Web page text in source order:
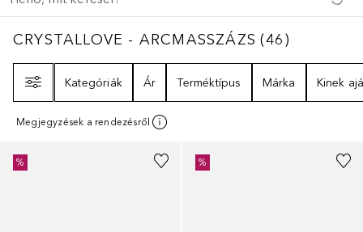
CRYSTALLOVE - ARCMASSZÁZS46
CRYSTALLOVE - ARCMASSZÁZS (46)
Kategóriák
Ár Terméktípus Márka Kinek
Megjegyzések a rendezésről
% %